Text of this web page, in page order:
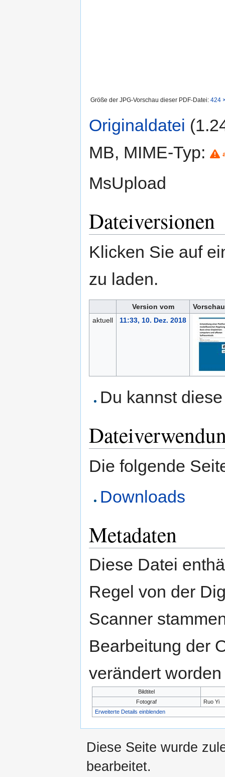
Größe der JPG-Vorschau dieser PDF-Datei: 424
Originaldatei
MB, MIME-Typ:
MsUpload
Dateiversionen
Klicken Sie auf
zu laden.
Version vom
aktuell
11:33, 10. Dez. 2018
Du kannst
Die folgende
Downloads
Metadaten
Diese Datei
Regel von der
Scanner
Bearbeitung der
verändert
Bildtitel
Fotograf
Ruo Yi
Erweiterte Details einblenden
Diese Seite wurde
bearbeitet.